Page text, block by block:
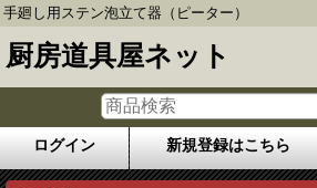
手廻し用ステン泡立て器（ピーター）
厨房道具屋ネット
ログイン 新規登録はこちら